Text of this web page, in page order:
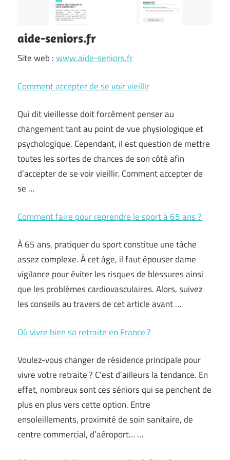
aide-seniors.fr
Site web :www.aide-seniors.fr
Comment accepter de se voir vieillir
Qui dit vieillesse doit forcément penser au
changement tant au point de vue physiologique et
psychologique. Cependant, il est question de mettre
toutes les sortes de chances de son côté afin
d’accepter de se voir vieillir. Comment accepter de
se …
Comment faire pour reprendre le sport à 65 ans ?
À 65 ans, pratiquer du sport constitue une tâche
assez complexe. À cet âge, il faut épouser dame
vigilance pour éviter les risques de blessures ainsi
que les problèmes cardiovasculaires. Alors, suivez
les conseils au travers de cet article avant …
Où vivre bien sa retraite en France ?
Voulez-vous changer de résidence principale pour
vivre votre retraite ? C’est d’ailleurs la tendance. En
effet, nombreux sont ces séniors qui se penchent de
plus en plus vers cette option. Entre
ensoleillements, proximité de soin sanitaire, de
centre commercial, d’aéroport… …